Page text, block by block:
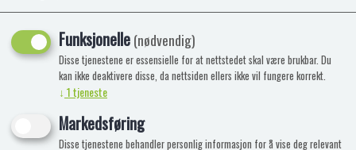
3D CONSTRUCTION MANCHESTER
CITY Funksjonelle(nødvendig)
Disse tjenestene er essensielle for at nettstedet skal være brukbar. Du
kan ikke deaktivere disse, da nettsiden ellers ikke vil fungere korrekt.
↓ 1tjeneste
Markedsføring
Disse tjenestene behandler personlig informasjon for å vise deg relevant